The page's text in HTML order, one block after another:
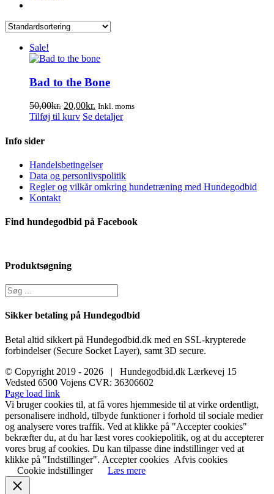
Sale!
Bad to the Bone
50,00kr. Den
oprindelige
20,00kr. Den
aktuelle
Inkl. moms
Tilføj til kurv Se detaljer
Info sider
Handelsbetingelser
Data og personlivspolitik
Regler og vilkår omkring hundetræning med Hundegodbid
Kontakt
Find hundegodbid på Facebook
Produktsøgning
Sikker betaling på Hundegodbid
Betal altid sikkert på Hundegodbid.dk med en SSL-krypterede
forbindelser (Secure Socket Layer), samt 3D secure.
© Copyright 2019 - 2026 | Hundegodbid.dk Lærkevej 15
Vedsted 6500 Vojens CVR: 36306602
Facebook
Instagram
E-
mail
Page load link
Vi bruger cookies til, at få vores hjemmeside til at virke ordentligt,
personalisere indhold, tilbyde funktioner i forhold til sociale medier
og analysere vores traffik. Ved at klikke på "Accepter cookies"
bekræfter du, at du har læst vores cookiepolitik, og at du accepterer
vores brug af cookies. Du kan tilpasse dine indstillinger ved at
klikke på "Indstillinger". Accepter cookies Afvis cookies
Cookie indstillinger
Læs mere